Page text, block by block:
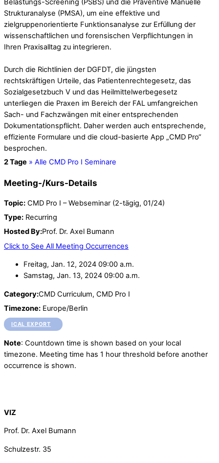
Strukturanalyse (PMSA), um eine effektive und
zielgruppenorientierte Funktionsanalyse zur Erfüllung der
wissenschaftlichen und forensischen Verpflichtungen in
Ihren Praxisalltag zu integrieren.
Durch die Richtlinien der DGFDT, die jüngsten
rechtskräftigen Urteile, das Patientenrechtegesetz, das
Sozialgesetzbuch V und das Heilmittelwerbegesetz
unterliegen die Praxen im Bereich der FAL umfangreichen
Sach- und Fachzwängen mit einer entsprechenden
Dokumentationspflicht. Daher werden auch entsprechende,
effiziente Formulare und die cloud-basierte App „CMD Pro“
besprochen.
2 Tage » Alle CMD Pro I Seminare
Details
Topic: CMD Pro I – Webseminar (2-tägig, 01/24)
Type: Recurring
Hosted By:Prof. Dr. Axel Bumann
Click to See All Meeting Occurrences
Freitag, Jan. 12, 2024 09:00 a.m.
Samstag, Jan. 13, 2024 09:00 a.m.
Category:CMD Curriculum, CMD Pro I
Timezone: Europe/Berlin
ICAL EXPORT
Note: Countdown time is shown based on your local
timezone. Meeting time has 1 hour threshold before another
occurrence is shown.
VIZ
Prof. Dr. Axel Bumann
Schulzestr. 35